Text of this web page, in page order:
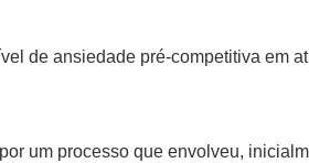
de ansiedade pré-competitiva em
um processo que envolveu,